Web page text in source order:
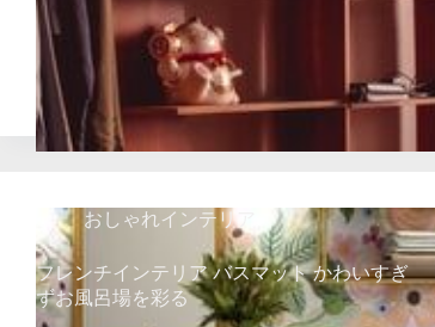
おしゃれインテリア
フレンチインテリア バスマット かわいすぎ
ずお風呂場を彩る